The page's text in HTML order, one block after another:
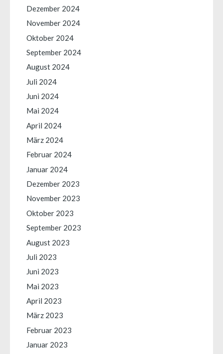
Dezember 2024
November 2024
Oktober 2024
September 2024
August 2024
Juli 2024
Juni 2024
Mai 2024
April 2024
März 2024
Februar 2024
Januar 2024
Dezember 2023
November 2023
Oktober 2023
September 2023
August 2023
Juli 2023
Juni 2023
Mai 2023
April 2023
März 2023
Februar 2023
Januar 2023